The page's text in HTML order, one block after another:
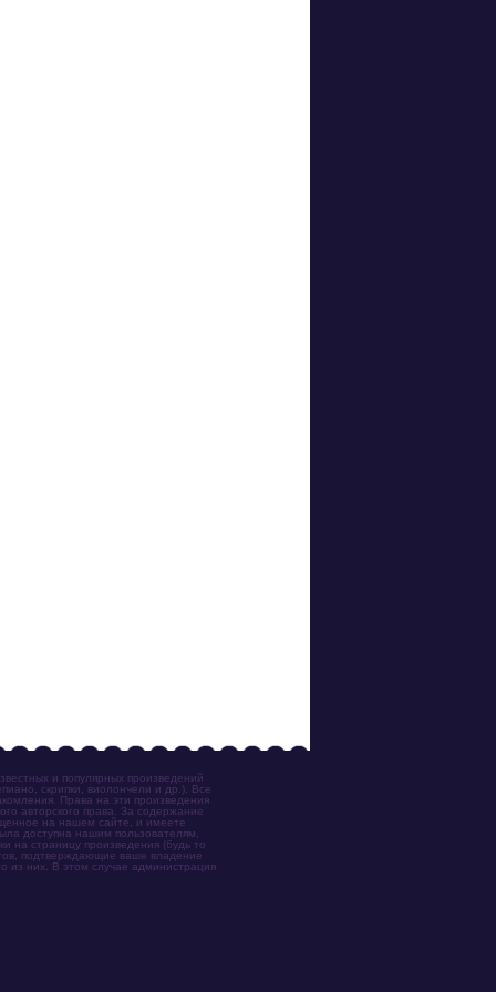
и популярных произведений
скрипки, виолончели и др.). Все
Права на эти произведения
авторского права. За содержание
на нашем сайте, и имеете
доступна нашим пользователям,
на страницу произведения (будь то
подтверждающие ваше владение
из них. В этом случае администрация